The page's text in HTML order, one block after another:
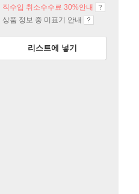
직수입 취소수수료 30%안내
상품 정보 중 미표기 안내
리스트에 넣기